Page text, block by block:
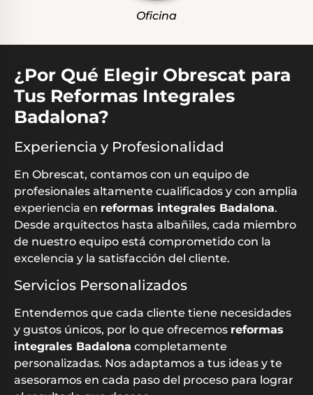
Oficina
¿Por Qué Elegir Obrescat para
Tus Reformas Integrales
Badalona?
Experiencia y Profesionalidad
En Obrescat, contamos con un equipo de
profesionales altamente cualificados y con amplia
experiencia en reformas integrales Badalona.
Desde arquitectos hasta albañiles, cada miembro
de nuestro equipo está comprometido con la
excelencia y la satisfacción del cliente.
Servicios Personalizados
Entendemos que cada cliente tiene necesidades
y gustos únicos, por lo que ofrecemos reformas
integrales Badalona completamente
personalizadas. Nos adaptamos a tus ideas y te
asesoramos en cada paso del proceso para lograr